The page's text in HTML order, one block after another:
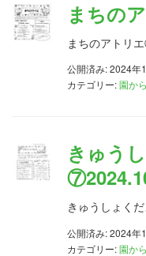
まちの
まちのアトリ
公開済み: 2024年
カテゴリー:園か
きゅう
きゅうしょく
公開済み: 2024年
カテゴリー:園か